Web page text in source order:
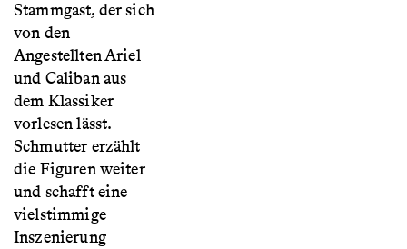
Stammgast, der sich
von den
Angestellten Ariel
und Caliban aus
dem Klassiker
vorlesen lässt.
Schmutter erzählt
die Figuren weiter
und schafft eine
vielstimmige
Inszenierung